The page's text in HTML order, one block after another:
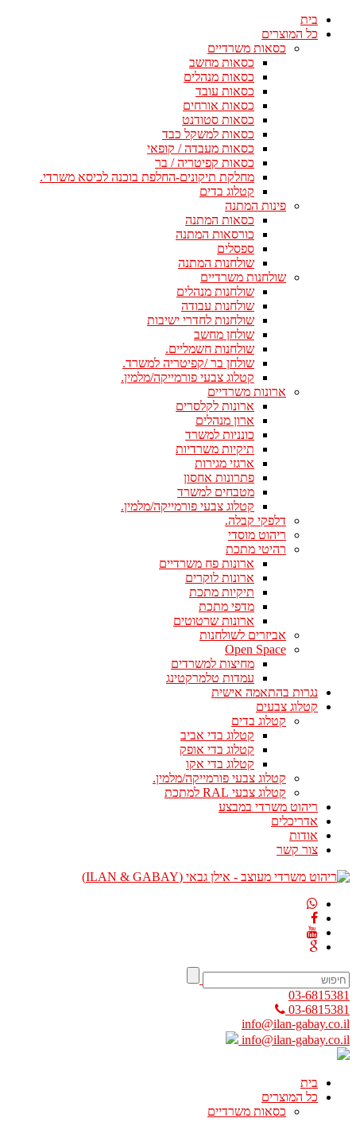
בית
כל המוצרים
כסאות משרדיים
כסאות מחשב
כסאות מנהלים
כסאות עובד
כסאות אורחים
כסאות סטודנט
כסאות למשקל כבד
כסאות מעבדה / קופאי
כסאות קפיטריה / בר
מחלקת תיקונים-החלפת בוכנה לכיסא משרדי.
קטלוג בדים
פינות המתנה
כסאות המתנה
כורסאות המתנה
ספסלים
שולחנות המתנה
שולחנות משרדיים
שולחנות מנהלים
שולחנות עבודה
שולחנות לחדרי ישיבות
שולחן מחשב
שולחנות חשמליים.
שולחן בר /קפיטריה למשרד.
קטלוג צבעי פורמייקה/מלמין.
ארונות משרדיים
ארונות לקלסרים
ארון מנהלים
כונניות למשרד
תיקיות משרדיות
ארגזי מגירות
פתרונות אחסון
מטבחים למשרד
קטלוג צבעי פורמייקה/מלמין.
דלפקי קבלה.
ריהוט מוסדי
רהיטי מתכת
ארונות פח משרדיים
ארונות לוקרים
תיקיות מתכת
מדפי מתכת
ארונות שרטוטים
אביזרים לשולחנות
Open Space
מחיצות למשרדים
עמדות טלמרקטינג
נגרות בהתאמה אישית
קטלוג צבעים
קטלוג בדים
קטלוג בדי אביב
קטלוג בדי אופק
קטלוג בדי אקו
קטלוג צבעי פורמייקה/מלמין.
קטלוג צבעי RAL למתכת
ריהוט משרדי במבצע
אדריכלים
אודות
צור קשר
03-6815381
03-6815381
info@ilan-gabay.co.il
info@ilan-gabay.co.il
בית
כל המוצרים
כסאות משרדיים